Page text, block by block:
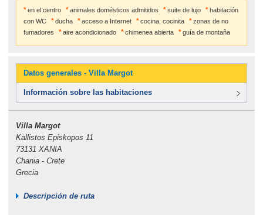
en el centro animales domésticos admitidos suite de lujo
habitación
con WC
ducha acceso a Internet cocina, cocinita
zonas de no
fumadores
aire acondicionado chimenea abierta guía de montaña
Datos generales - Villa Margot
Información sobre las habitaciones
Villa Margot
Kallistos Episkopos 11
73131 ΧΑΝΙΑ
Chania - Crete
Grecia
Descripción de ruta